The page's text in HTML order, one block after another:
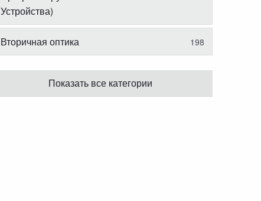
Устройства)
Вторичная оптика 198
Показать все категории